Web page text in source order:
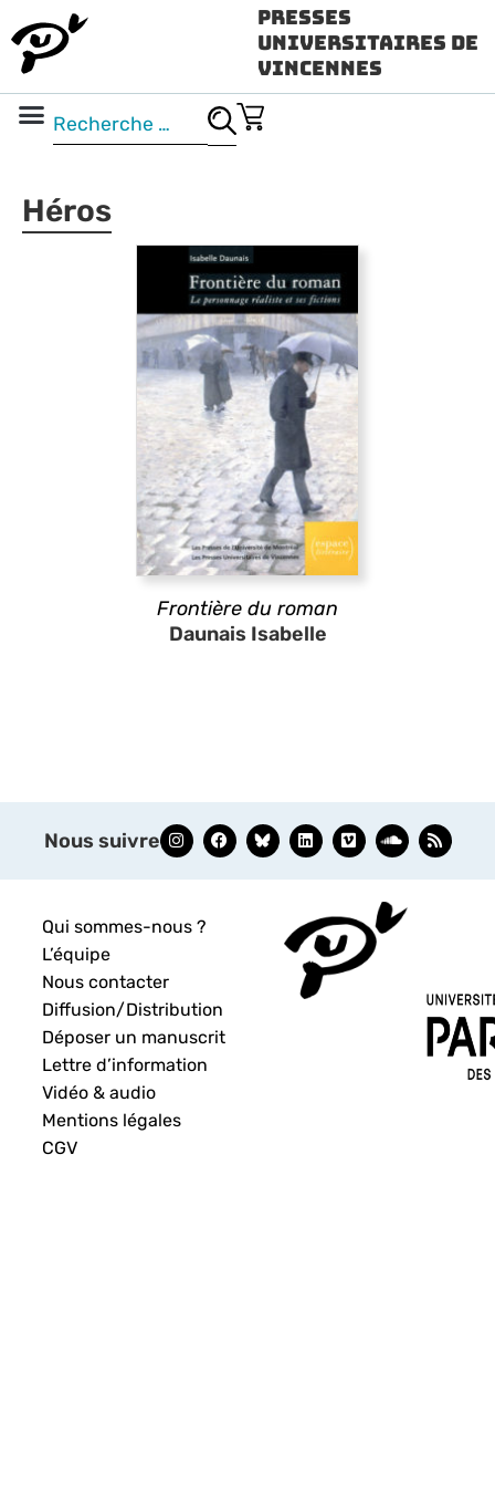
Presses
Universitaires de
Vincennes
Héros
Frontière du roman
Daunais Isabelle
Nous suivre
Qui sommes-nous ?
L’équipe
Nous contacter
Diffusion/Distribution
Déposer un manuscrit
Lettre d’information
Vidéo & audio
Mentions légales
CGV